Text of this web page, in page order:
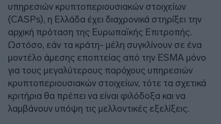
υπηρεσιών κρυπτοπεριουσιακών στοιχείων
(CASPs), η Ελλάδα έχει διαχρονικά στηρίξει την
αρχική πρόταση της Ευρωπαϊκής Επιτροπής.
Ωστόσο, εάν τα κράτη- μέλη συγκλίνουν σε ένα
μοντέλο άμεσης εποπτείας από την ESMA μόνο
για τους μεγαλύτερους παρόχους υπηρεσιών
κρυπτοπεριουσιακών στοιχείων, τότε τα σχετικά
κριτήρια θα πρέπει να είναι φιλόδοξα και να
λαμβάνουν υπόψη τις μελλοντικές εξελίξεις.